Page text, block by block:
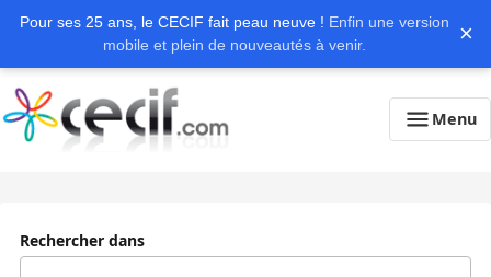
Pour ses 25 ans, le CECIF fait peau neuve ! Enfin une version
mobile et plein de nouveautés à venir.
×
Menu
Rechercher dans